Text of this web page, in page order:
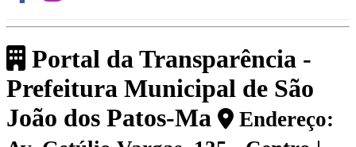
Portal da Transparência -
Prefeitura Municipal de São
João dos Patos-Ma
Endereço: